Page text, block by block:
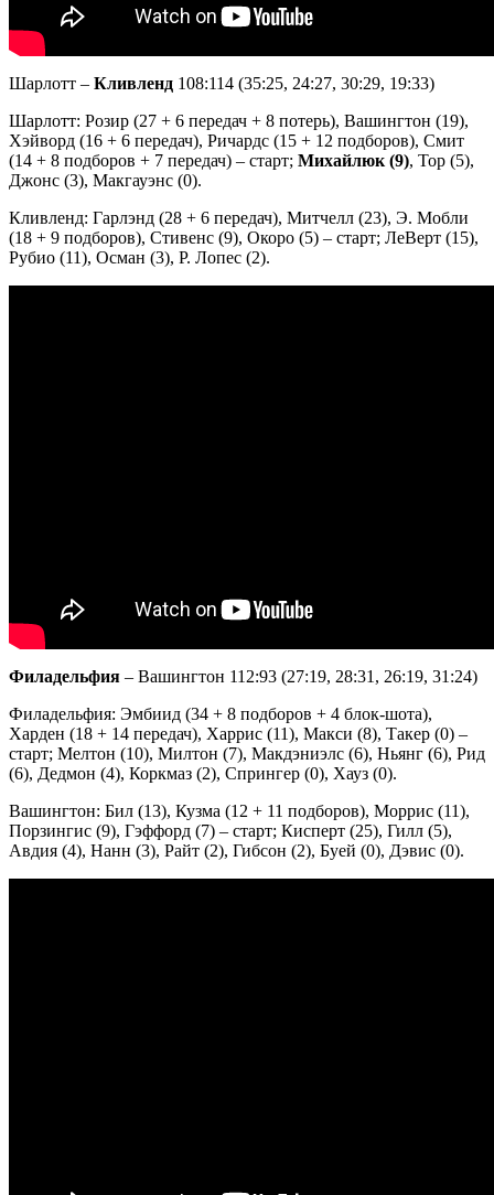
Шарлотт – Кливленд 108:114 (35:25, 24:27, 30:29, 19:33)
Шарлотт: Розир (27 + 6 передач + 8 потерь), Вашингтон (19),
Хэйворд (16 + 6 передач), Ричардс (15 + 12 подборов), Смит
(14 + 8 подборов + 7 передач) – старт; Михайлюк (9), Тор (5),
Джонс (3), Макгауэнс (0).
Кливленд: Гарлэнд (28 + 6 передач), Митчелл (23), Э. Мобли
(18 + 9 подборов), Стивенс (9), Окоро (5) – старт; ЛеВерт (15),
Рубио (11), Осман (3), Р. Лопес (2).
Филадельфия – Вашингтон 112:93 (27:19, 28:31, 26:19, 31:24)
Филадельфия: Эмбиид (34 + 8 подборов + 4 блок-шота),
Харден (18 + 14 передач), Харрис (11), Макси (8), Такер (0) –
старт; Мелтон (10), Милтон (7), Макдэниэлс (6), Ньянг (6), Рид
(6), Дедмон (4), Коркмаз (2), Спрингер (0), Хауз (0).
Вашингтон: Бил (13), Кузма (12 + 11 подборов), Моррис (11),
Порзингис (9), Гэффорд (7) – старт; Кисперт (25), Гилл (5),
Авдия (4), Нанн (3), Райт (2), Гибсон (2), Буей (0), Дэвис (0).